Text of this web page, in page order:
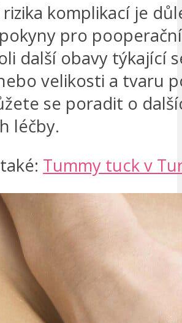
komplikací je
pro
další obavy týkající
velikosti a tvaru
se poradit o
léčby.
Tummy tuck v